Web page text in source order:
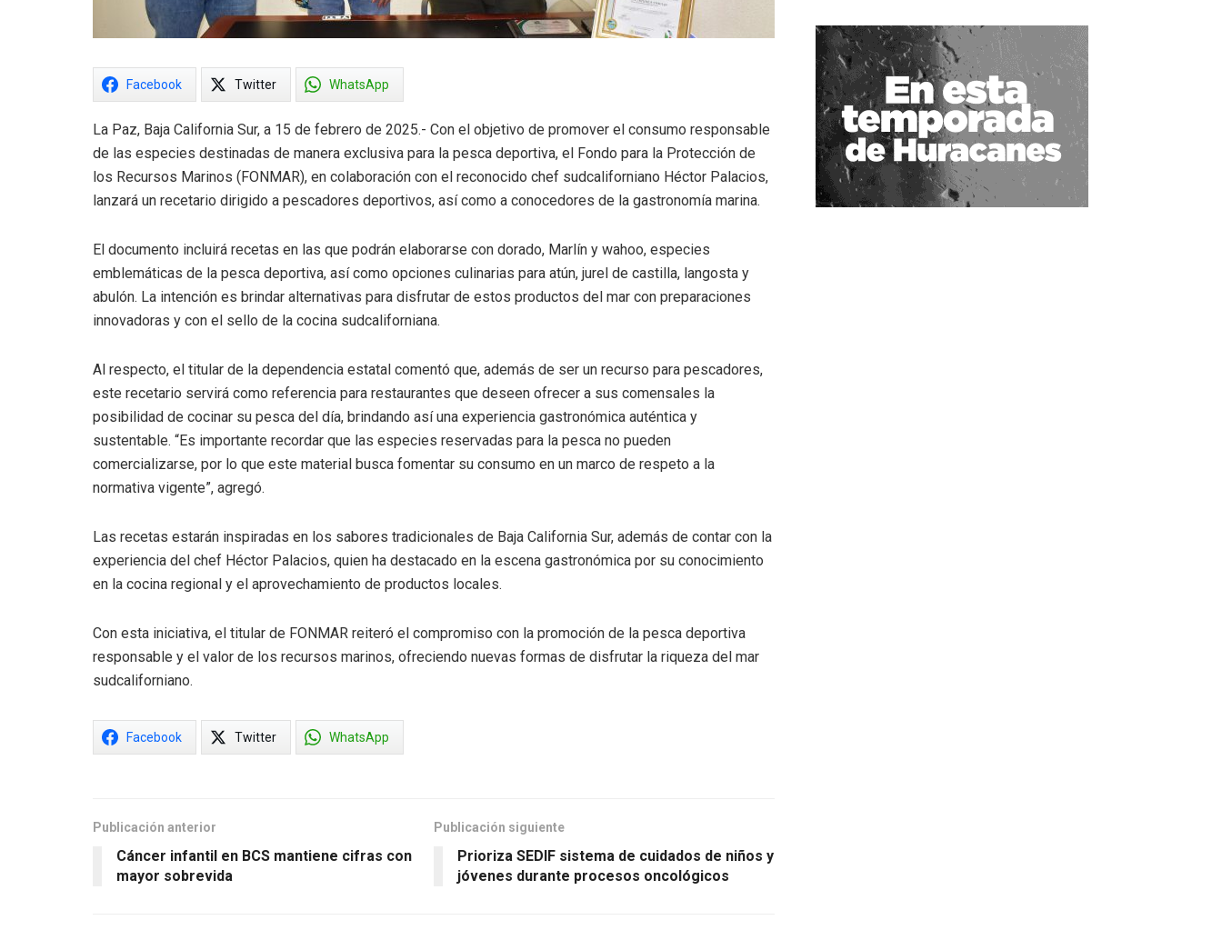
Facebook Twitter WhatsApp
La Paz, Baja California Sur, a 15 de febrero de 2025.- Con el objetivo de promover el consumo responsable
de las especies destinadas de manera exclusiva para la pesca deportiva, el Fondo para la Protección de
los Recursos Marinos (FONMAR), en colaboración con el reconocido chef sudcaliforniano Héctor Palacios,
lanzará un recetario dirigido a pescadores deportivos, así como a conocedores de la gastronomía marina.
El documento incluirá recetas en las que podrán elaborarse con dorado, Marlín y wahoo, especies
emblemáticas de la pesca deportiva, así como opciones culinarias para atún, jurel de castilla, langosta y
abulón. La intención es brindar alternativas para disfrutar de estos productos del mar con preparaciones
innovadoras y con el sello de la cocina sudcaliforniana.
Al respecto, el titular de la dependencia estatal comentó que, además de ser un recurso para pescadores,
este recetario servirá como referencia para restaurantes que deseen ofrecer a sus comensales la
posibilidad de cocinar su pesca del día, brindando así una experiencia gastronómica auténtica y
sustentable. “Es importante recordar que las especies reservadas para la pesca no pueden
comercializarse, por lo que este material busca fomentar su consumo en un marco de respeto a la
normativa vigente”, agregó.
Las recetas estarán inspiradas en los sabores tradicionales de Baja California Sur, además de contar con la
experiencia del chef Héctor Palacios, quien ha destacado en la escena gastronómica por su conocimiento
en la cocina regional y el aprovechamiento de productos locales.
Con esta iniciativa, el titular de FONMAR reiteró el compromiso con la promoción de la pesca deportiva
responsable y el valor de los recursos marinos, ofreciendo nuevas formas de disfrutar la riqueza del mar
sudcaliforniano.
Facebook Twitter WhatsApp
Publicación anterior
Cáncer infantil en BCS mantiene cifras con
mayor sobrevida
Publicación siguiente
Prioriza SEDIF sistema de cuidados de niños y
jóvenes durante procesos oncológicos